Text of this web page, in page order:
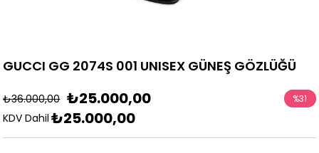
GUCCI GG 2074S 001 UNISEX GÜNEŞ GÖZLÜĞÜ
₺36.000,00 ₺25.000,00
KDV Dahil ₺25.000,00
%31